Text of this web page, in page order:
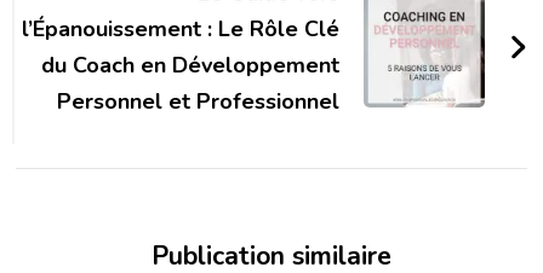
l’Épanouissement : Le Rôle Clé
du Coach en Développement
Personnel et Professionnel
Publication similaire